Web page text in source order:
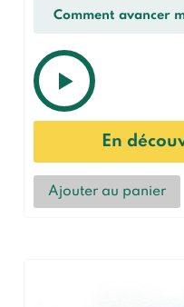
Comment avancer
En
Ajouter au panier